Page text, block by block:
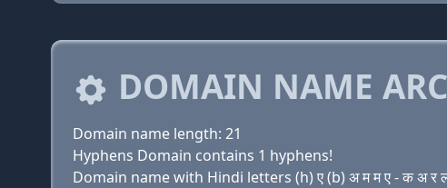
DOMAIN NAME
Domain name length: 21
Hyphens Domain contains 1 hyphens!
Domain name with Hindi letters (h) ए (b) अ म म ए - क अ र